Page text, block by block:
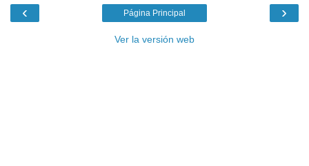
‹ ›
Página Principal
Ver la versión web